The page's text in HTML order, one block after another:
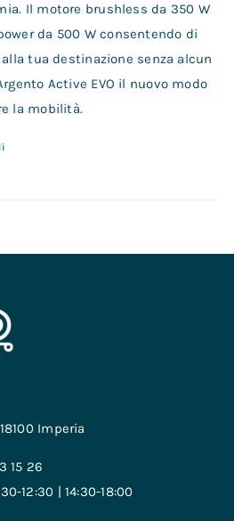
Il motore brushless da 350 W
da 500 W consentendo di
tua destinazione senza alcun
Active EVO il nuovo modo
la mobilità.
Imperia
15 26
12:30 | 14:30-18:00